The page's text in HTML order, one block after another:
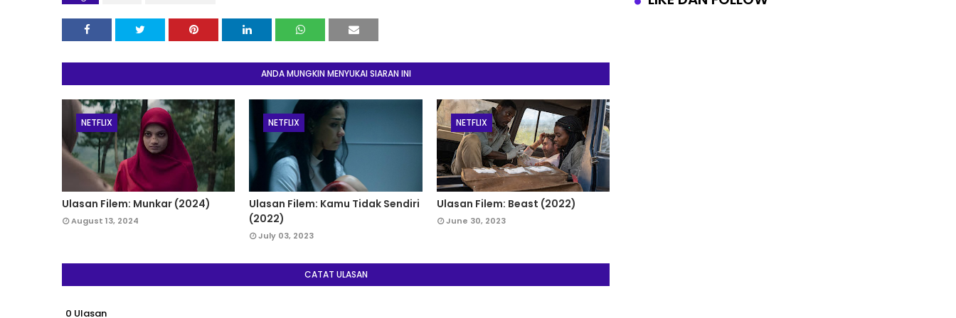
ANDA MUNGKIN MENYUKAI SIARAN INI
NETFLIX
Ulasan Filem: Munkar (2024)
August 13, 2024
NETFLIX
Ulasan Filem: Kamu Tidak Sendiri
(2022)
July 03, 2023
NETFLIX
Ulasan Filem: Beast (2022)
June 30, 2023
CATAT ULASAN
0 Ulasan